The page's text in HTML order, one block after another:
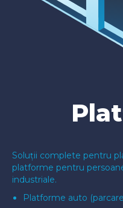
Soluții complete pentru
platforme pentru
industriale.
Platforme auto